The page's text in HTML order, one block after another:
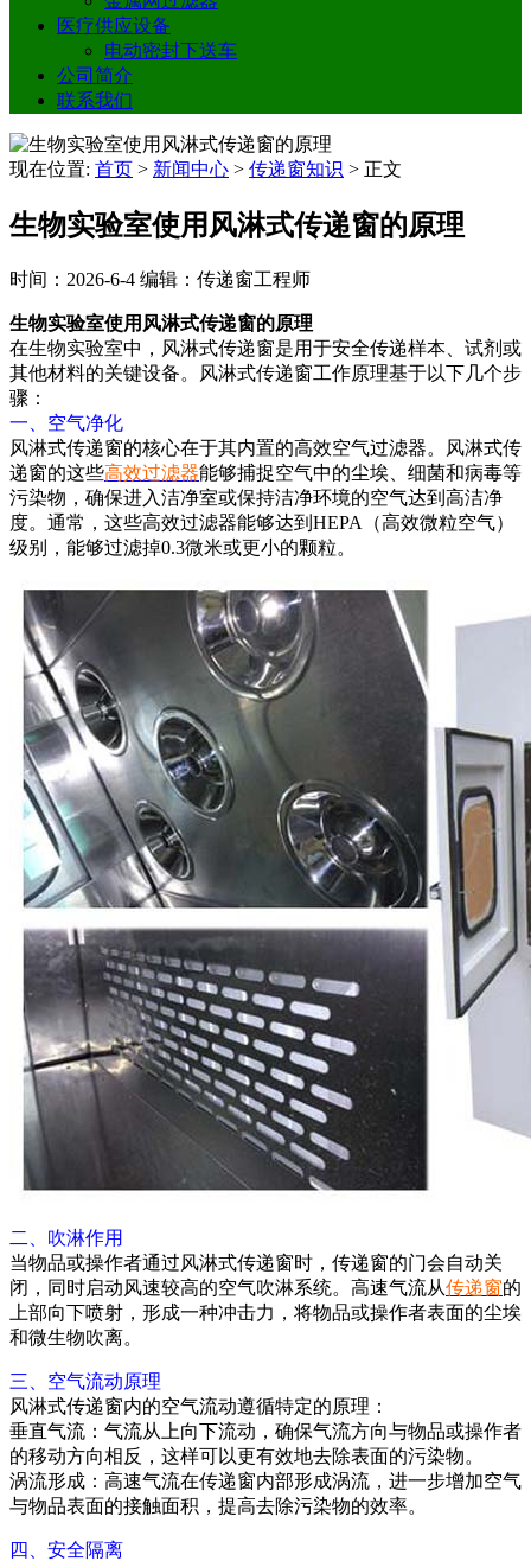
医疗供应设备
电动密封下送车
公司简介
联系我们
现在位置: 首页 > 新闻中心 > 传递窗知识 > 正文
生物实验室使用风淋式传递窗的原理
时间：2026-6-4 编辑：传递窗工程师
生物实验室使用风淋式传递窗的原理
在生物实验室中，风淋式传递窗是用于安全传递样本、试剂或
其他材料的关键设备。风淋式传递窗工作原理基于以下几个步
骤：
一、空气净化
风淋式传递窗的核心在于其内置的高效空气过滤器。风淋式传
递窗的这些高效过滤器能够捕捉空气中的尘埃、细菌和病毒等
污染物，确保进入洁净室或保持洁净环境的空气达到高洁净
度。通常，这些高效过滤器能够达到HEPA（高效微粒空气）
级别，能够过滤掉0.3微米或更小的颗粒。
二、吹淋作用
当物品或操作者通过风淋式传递窗时，传递窗的门会自动关
闭，同时启动风速较高的空气吹淋系统。高速气流从传递窗的
上部向下喷射，形成一种冲击力，将物品或操作者表面的尘埃
和微生物吹离。
三、空气流动原理
风淋式传递窗内的空气流动遵循特定的原理：
垂直气流：气流从上向下流动，确保气流方向与物品或操作者
的移动方向相反，这样可以更有效地去除表面的污染物。
涡流形成：高速气流在传递窗内部形成涡流，进一步增加空气
与物品表面的接触面积，提高去除污染物的效率。
四、安全隔离